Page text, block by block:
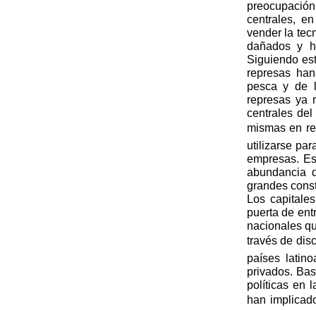
centrales,
vender la
dañados y
Siguiendo
represas
pesca y de
represas ya
centrales
mismas en
utilizarse
empresas.
abundancia
grandes
Los
puerta de
nacionales
través de
países
privados.
políticas en
han